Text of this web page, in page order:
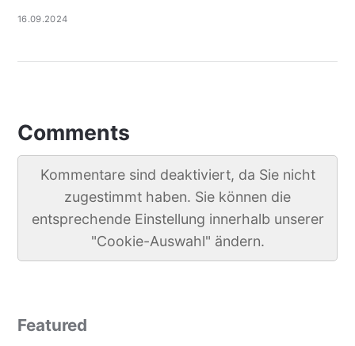
16.09.2024
Comments
Kommentare sind deaktiviert, da Sie nicht
zugestimmt haben. Sie können die
entsprechende Einstellung innerhalb unserer
"Cookie-Auswahl" ändern.
Featured